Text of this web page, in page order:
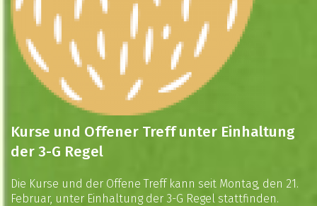
Kurse und Offener Treff unter Einhaltung
der 3-G Regel
Die Kurse und der Offene Treff kann seit Montag, den 21.
Februar, unter Einhaltung der 3-G Regel stattfinden.